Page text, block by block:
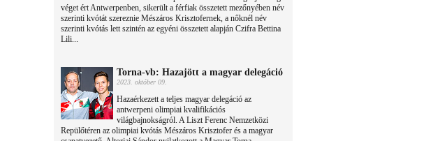
véget ért Antwerpenben, sikerült a férfiak összetett mezőnyében név
szerinti kvótát szereznie Mészáros Krisztofernek, a nőknél név
szerinti kvótás lett szintén az egyéni összetett alapján Czifra Bettina
Lili...
Torna-vb: Hazajött a magyar delegáció
2023. október 09.
Hazaérkezett a teljes magyar delegáció az
antwerpeni olimpiai kvalifikációs
világbajnokságról. A Liszt Ferenc Nemzetközi
Repülőtéren az olimpiai kvótás Mészáros Krisztofer és a magyar